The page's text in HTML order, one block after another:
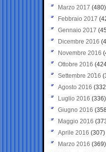
Marzo 2017 (480)
Febbraio 2017
Gennaio 2017
Dicembre 2016
Novembre 2016
Ottobre 2016
Settembre 2016
Agosto 2016
Luglio 2016 (336)
Giugno 2016
Maggio 2016
Aprile 2016 (307)
Marzo 2016 (369)